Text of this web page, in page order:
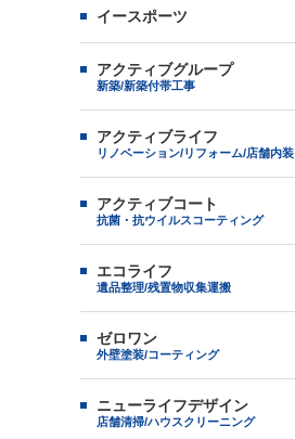
イースポーツ
アクティブグループ
新築/新築付帯工事
アクティブライフ
リノベーション/リフォーム/店舗内装
アクティブコート
抗菌・抗ウイルスコーティング
エコライフ
遺品整理/残置物収集運搬
ゼロワン
外壁塗装/コーティング
ニューライフデザイン
店舗清掃/ハウスクリーニング